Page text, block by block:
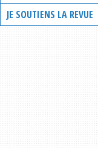
JE SOUTIENS LA REVUE